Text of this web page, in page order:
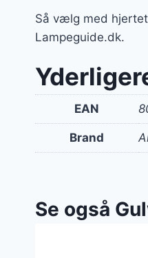
Så vælg med
Lampeguide.dk.
EAN
Brand
Se også